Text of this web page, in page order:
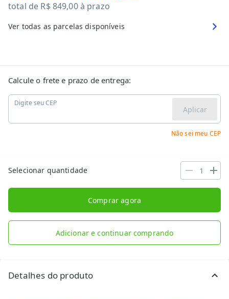
total de R$ 849,00à prazo
Ver todas as parcelas disponíveis
Calcule o frete e prazo de entrega:
Digite seu CEP
Aplicar
Não sei meu CEP
Selecionar quantidade
Comprar agora
Adicionar e continuar comprando
Detalhes do produto